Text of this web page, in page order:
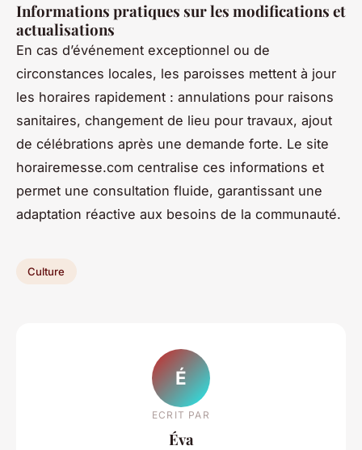
Informations pratiques sur les modifications et
actualisations
En cas d’événement exceptionnel ou de
circonstances locales, les paroisses mettent à jour
les horaires rapidement : annulations pour raisons
sanitaires, changement de lieu pour travaux, ajout
de célébrations après une demande forte. Le site
horairemesse.com centralise ces informations et
permet une consultation fluide, garantissant une
adaptation réactive aux besoins de la communauté.
Culture
É
ECRIT PAR
Éva